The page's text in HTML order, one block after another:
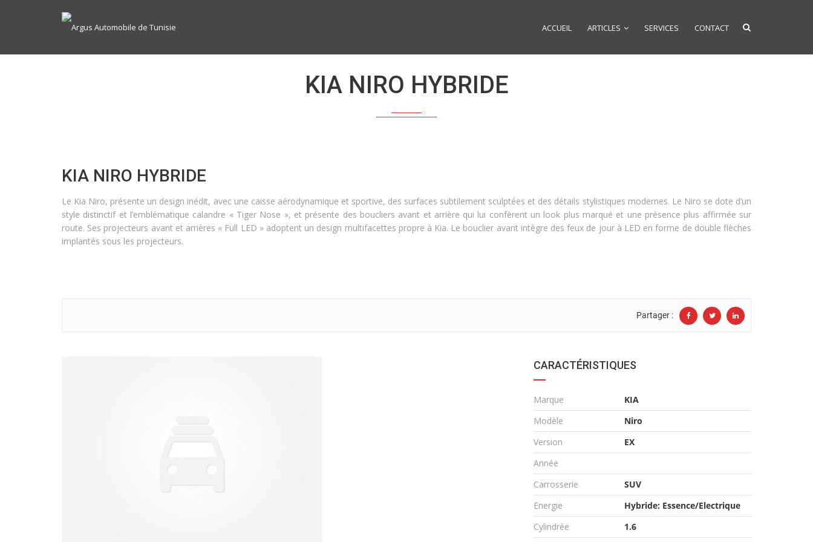
ACCUEIL ARTICLES SERVICES CONTACT
KIA NIRO HYBRIDE
KIA NIRO HYBRIDE
Le Kia Niro, présente un design inédit, avec une caisse aérodynamique et sportive, des surfaces subtilement sculptées et des détails stylistiques modernes. Le Niro se dote d’un
style distinctif et l’emblématique calandre « Tiger Nose », et présente des boucliers avant et arrière qui lui confèrent un look plus marqué et une présence plus affirmée sur
route. Ses projecteurs avant et arrières « Full LED » adoptent un design multifacettes propre à Kia. Le bouclier avant intègre des feux de jour à LED en forme de double flèches
implantés sous les projecteurs.
Partager :
CARACTÉRISTIQUES
Marque
KIA
Modèle
Niro
Version
EX
Année
Carrosserie
SUV
Energie
Hybride: Essence/Electrique
Cylindrée
1.6